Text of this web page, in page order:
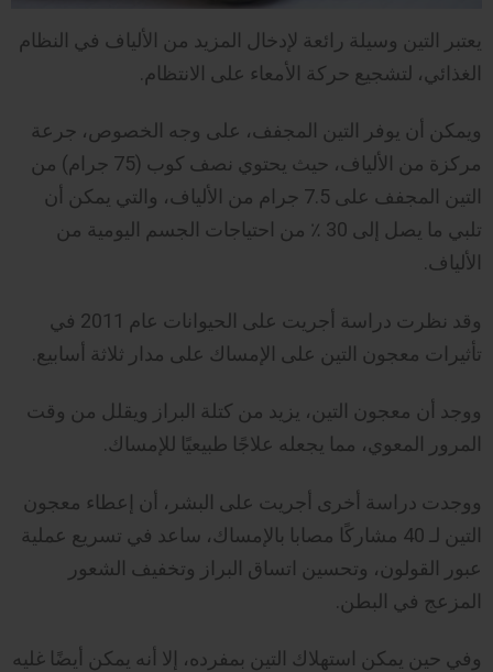
يعتبر التين وسيلة رائعة لإدخال المزيد من الألياف في النظام
الغذائي، لتشجيع حركة الأمعاء على الانتظام.
ويمكن أن يوفر التين المجفف، على وجه الخصوص، جرعة
مركزة من الألياف، حيث يحتوي نصف كوب (75 جرام) من
التين المجفف على 7.5 جرام من الألياف، والتي يمكن أن
تلبي ما يصل إلى 30 ٪ من احتياجات الجسم اليومية من
الألياف.
وقد نظرت دراسة أجريت على الحيوانات عام 2011 في
تأثيرات معجون التين على الإمساك على مدار ثلاثة أسابيع.
ووجد أن معجون التين، يزيد من كتلة البراز ويقلل من وقت
المرور المعوي، مما يجعله علاجًا طبيعيًا للإمساك.
ووجدت دراسة أخرى أجريت على البشر، أن إعطاء معجون
التين لـ 40 مشاركًا مصابا بالإمساك، ساعد في تسريع عملية
عبور القولون، وتحسين اتساق البراز وتخفيف الشعور
المزعج في البطن.
وفي حين يمكن استهلاك التين بمفرده، إلا أنه يمكن أيضًا غليه